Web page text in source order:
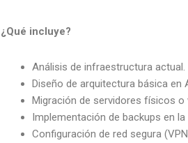
¿Qué incluye?
Análisis de infraestructura actual.
Diseño de arquitectura básica en
Migración de servidores físicos o
Implementación de backups en la
Configuración de red segura